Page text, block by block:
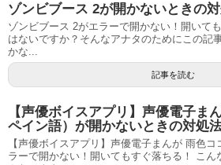
ゾンビブース 2が開かないときの
ゾンビブース 2がエラーで開かない！開いて
はないですか？そんなアナタのためにこの記
かな...
記事を読む
【声優ボイスアプリ】声優電子ま
ペイン語）が開かないときの対処
【声優ボイスアプリ】声優電子まんが 雨色
ラーで開かない！開いてもすぐ落ちる！ こん